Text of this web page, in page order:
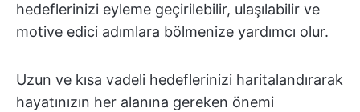
hedeflerinizi eyleme geçirilebilir, ulaşılabilir ve
motive edici adımlara bölmenize yardımcı olur.
Uzun ve kısa vadeli hedeflerinizi haritalandırarak
hayatınızın her alanına gereken önemi